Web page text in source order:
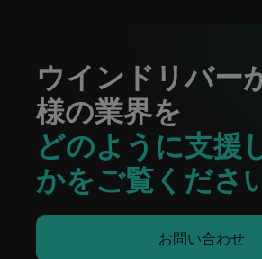
ウインドリバー
様の業界を
どのように支援
かをご覧くださ
お問い合わせ